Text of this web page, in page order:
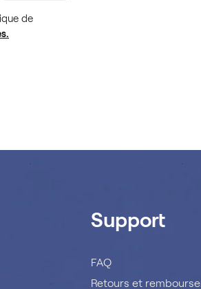
de
Support
FAQ
Retours et